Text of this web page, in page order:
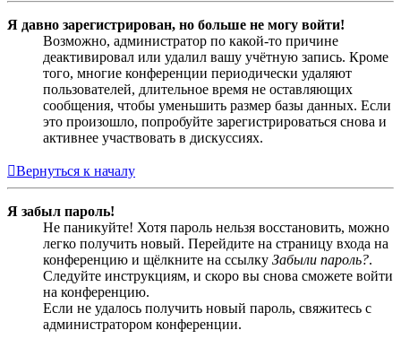
Я давно зарегистрирован, но больше не могу войти!
Возможно, администратор по какой-то причине
деактивировал или удалил вашу учётную запись. Кроме
того, многие конференции периодически удаляют
пользователей, длительное время не оставляющих
сообщения, чтобы уменьшить размер базы данных. Если
это произошло, попробуйте зарегистрироваться снова и
активнее участвовать в дискуссиях.
Вернуться к началу
Я забыл пароль!
Не паникуйте! Хотя пароль нельзя восстановить, можно
легко получить новый. Перейдите на страницу входа на
конференцию и щёлкните на ссылку Забыли пароль?.
Следуйте инструкциям, и скоро вы снова сможете войти
на конференцию.
Если не удалось получить новый пароль, свяжитесь с
администратором конференции.